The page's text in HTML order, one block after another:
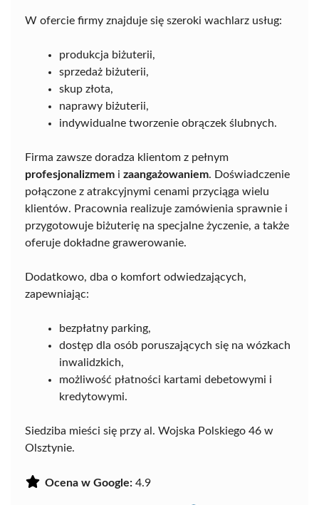
W ofercie firmy znajduje się szeroki wachlarz usług:
produkcja biżuterii,
sprzedaż biżuterii,
skup złota,
naprawy biżuterii,
indywidualne tworzenie obrączek ślubnych.
Firma zawsze doradza klientom z pełnym
profesjonalizmem i zaangażowaniem. Doświadczenie
połączone z atrakcyjnymi cenami przyciąga wielu
klientów. Pracownia realizuje zamówienia sprawnie i
przygotowuje biżuterię na specjalne życzenie, a także
oferuje dokładne grawerowanie.
Dodatkowo, dba o komfort odwiedzających,
zapewniając:
bezpłatny parking,
dostęp dla osób poruszających się na wózkach
inwalidzkich,
możliwość płatności kartami debetowymi i
kredytowymi.
Siedziba mieści się przy al. Wojska Polskiego 46 w
Olsztynie.
Ocena w Google: 4.9